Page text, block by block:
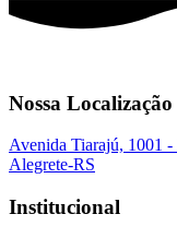
Nossa Localização
Avenida Tiarajú, 1001
Alegrete-RS
Institucional